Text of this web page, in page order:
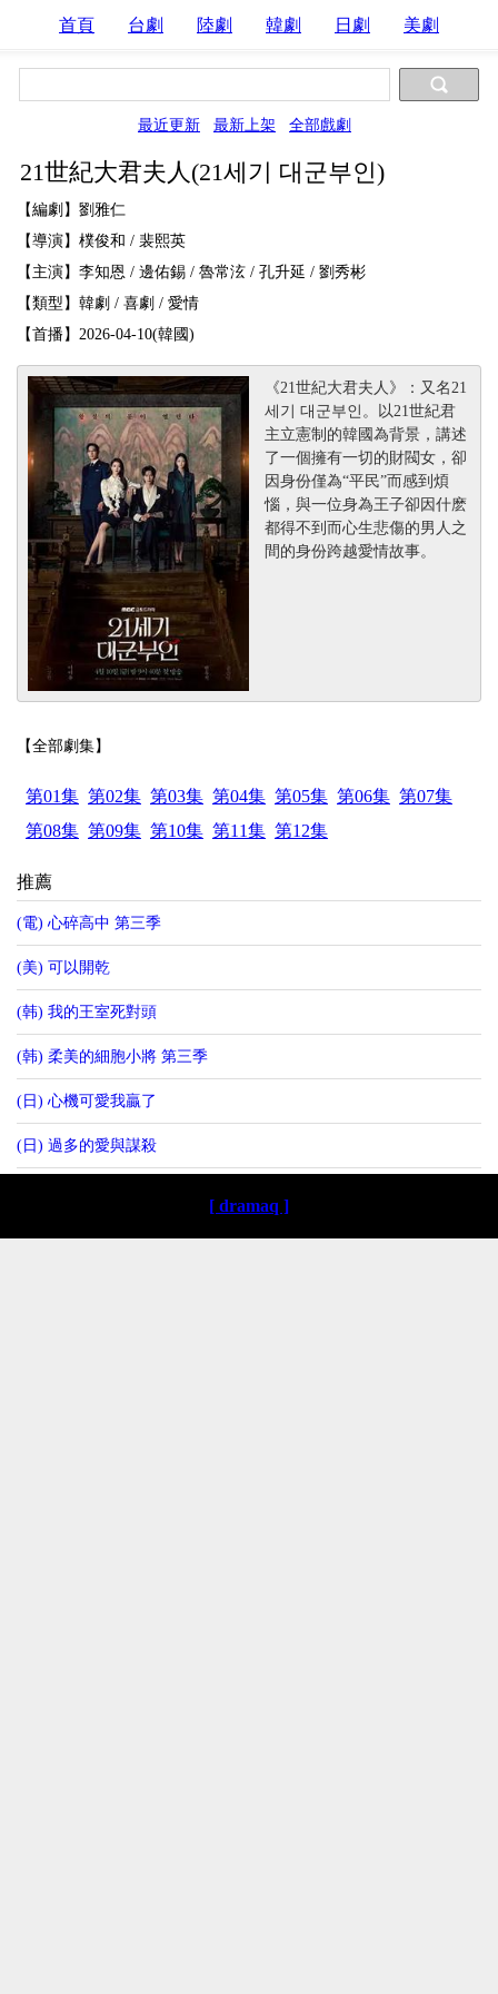
首頁 台劇 陸劇 韓劇 日劇 美劇
最近更新 最新上架 全部戲劇
21世紀大君夫人(21세기 대군부인)
【編劇】劉雅仁
【導演】樸俊和 / 裴熙英
【主演】李知恩 / 邊佑錫 / 魯常泫 / 孔升延 / 劉秀彬
【類型】韓劇 / 喜劇 / 愛情
【首播】2026-04-10(韓國)
《21世紀大君夫人》：又名21
세기 대군부인。以21世紀君
主立憲制的韓國為背景，講述
了一個擁有一切的財閥女，卻
因身份僅為“平民”而感到煩
惱，與一位身為王子卻因什麽
都得不到而心生悲傷的男人之
間的身份跨越愛情故事。
【全部劇集】
第01集 第02集 第03集 第04集 第05集 第06集 第07集
第08集 第09集 第10集 第11集 第12集
推薦
(電) 心碎高中 第三季
(美) 可以開乾
(韩) 我的王室死對頭
(韩) 柔美的細胞小將 第三季
(日) 心機可愛我贏了
(日) 過多的愛與謀殺
[ dramaq ]